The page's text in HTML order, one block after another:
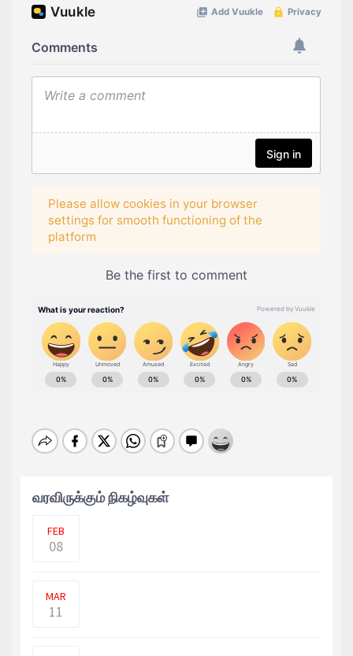
வரவிருக்கும் நிகழ்வுகள்
FEB
08
கண்டி - கலஹா, நில்லம்ப பகுதியில் தமிழ்
MAR
11